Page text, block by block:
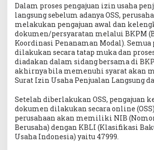
Dalam proses pengajuan izin usaha
langsung sebelum adanya OSS,
melakukan pengajuan awal dan
dokumen/persyaratan melalui BKPM
Koordinasi Penanaman Modal). Semua
dilakukan secara tatap muka dan
diadakan dalam sidang bersama di
akhirnya bila memenuhi syarat akan
Surat Izin Usaha Penjualan Langsung
Setelah diberlakukan OSS, pengajuan
dokumen dilakukan secara online
perusahaan akan memiliki NIB
Berusaha) dengan KBLI (Klasifikasi
Usaha Indonesia) yaitu 47999.